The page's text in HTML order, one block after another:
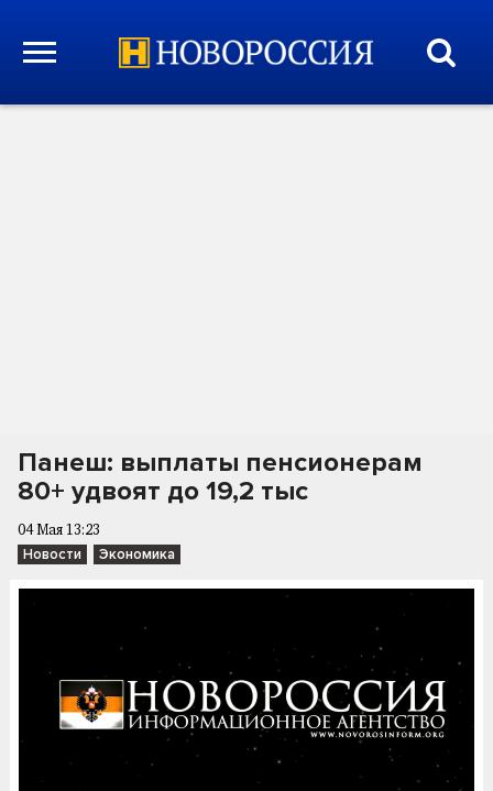
Панеш: выплаты пенсионерам
80+ удвоят до 19,2 тыс
04 Мая 13:23
Новости Экономика